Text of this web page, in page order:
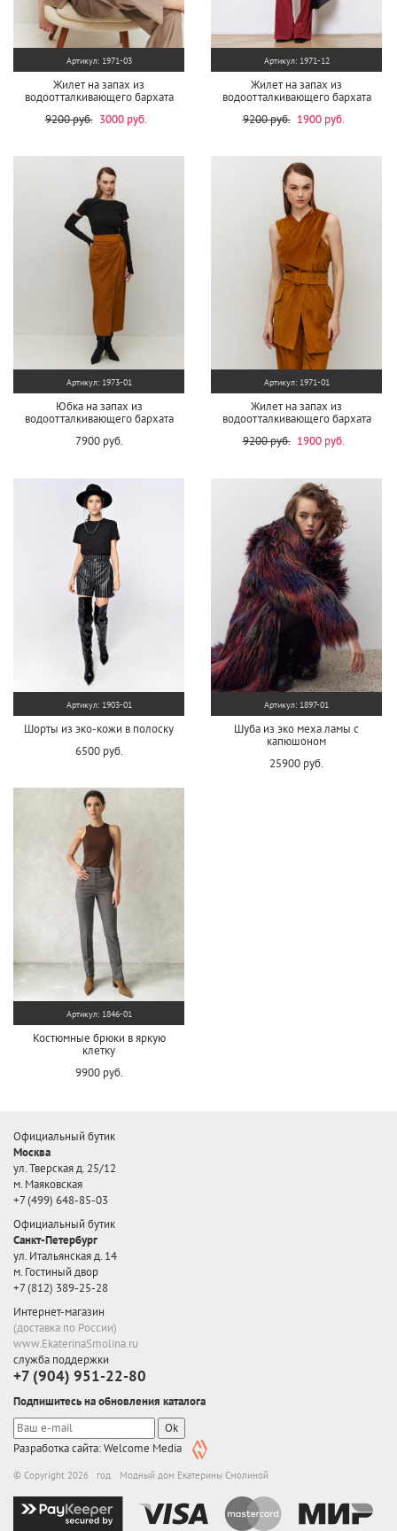
Артикул: 1971-03
Жилет на запах из
водоотталкивающего бархата
9200 руб. 3000 руб.
Артикул: 1971-12
Жилет на запах из
водоотталкивающего бархата
9200 руб. 1900 руб.
Артикул: 1973-01
Юбка на запах из
водоотталкивающего бархата
7900 руб.
Артикул: 1971-01
Жилет на запах из
водоотталкивающего бархата
9200 руб. 1900 руб.
Артикул: 1903-01
Шорты из эко-кожи в полоску
6500 руб.
Артикул: 1897-01
Шуба из эко меха ламы с
капюшоном
25900 руб.
Артикул: 1846-01
Костюмные брюки в яркую
клетку
9900 руб.
Официальный бутик
Москва
ул. Тверская д. 25/12
м. Маяковская
+7 (499) 648-85-03
Официальный бутик
Санкт-Петербург
ул. Итальянская д. 14
м. Гостиный двор
+7 (812) 389-25-28
Интернет-магазин
(доставка по России)
www.EkaterinaSmolina.ru
служба поддержки
+7 (904) 951-22-80
Подпишитесь на обновления каталога
Ok
Разработка сайта: Welcome Media
© Copyright 2026 год. Модный дом Екатерины Смолиной